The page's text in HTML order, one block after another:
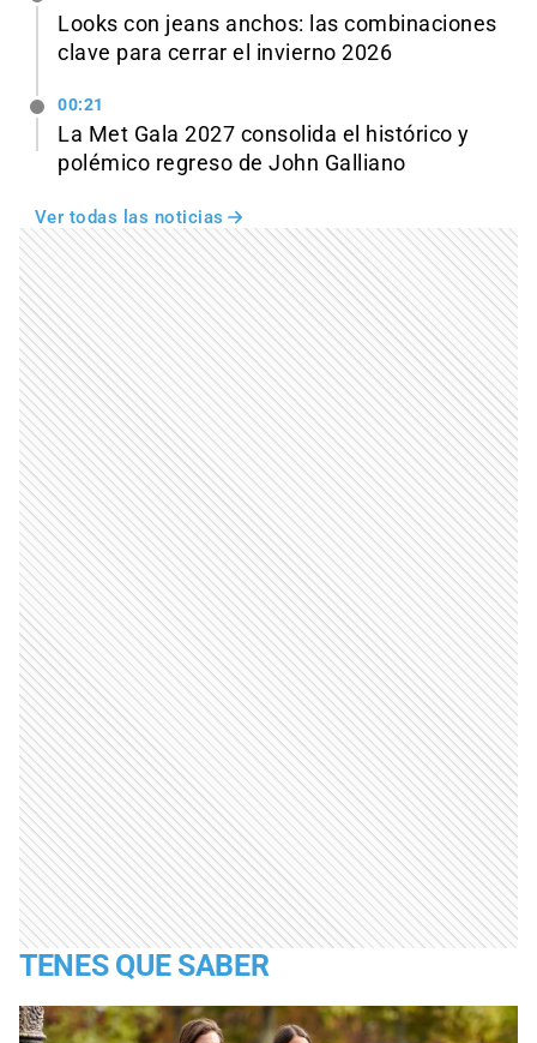
Looks con jeans anchos: las combinaciones
clave para cerrar el invierno 2026
00:21
La Met Gala 2027 consolida el histórico y
polémico regreso de John Galliano
Ver todas las noticias
TENES QUE SABER